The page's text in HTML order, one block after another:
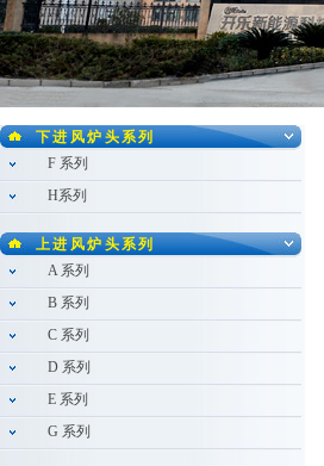
下进风炉头系列
F 系列
H系列
上进风炉头系列
A 系列
B 系列
C 系列
D 系列
E 系列
G 系列